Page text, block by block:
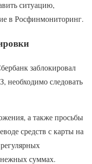
ситуацию,
в Росфинмониторинг.
заблокировал
необходимо следовать
а также просьбы
средств с карты на
суммах.